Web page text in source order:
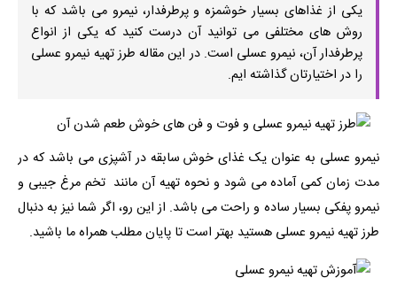
یکی از غذاهای بسیار خوشمزه و پرطرفدار، نیمرو می باشد که با
روش های مختلفی می توانید آن درست کنید که یکی از انواع
پرطرفدار آن، نیمرو عسلی است. در این مقاله طرز تهیه نیمرو عسلی
را در اختیارتان گذاشته ایم.
نیمرو عسلی به عنوان یک غذای خوش سابقه در آشپزی می باشد که در
مدت زمان کمی آماده می شود و نحوه تهیه آن مانند تخم مرغ جیبی و
نیمرو پفکی بسیار ساده و راحت می باشد. از این رو، اگر شما نیز به دنبال
طرز تهیه نیمرو عسلی هستید بهتر است تا پایان مطلب همراه ما باشید.